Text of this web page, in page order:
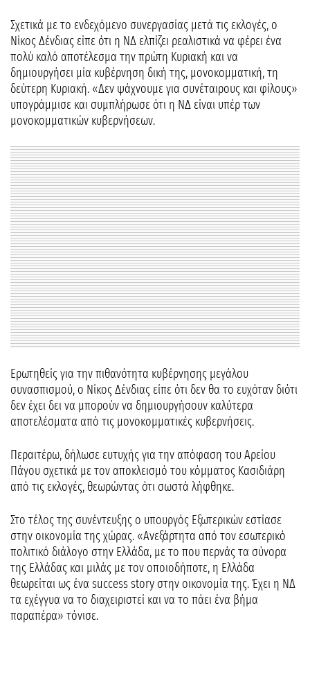
Σχετικά με το ενδεχόμενο συνεργασίας μετά τις εκλογές, ο
Νίκος Δένδιας είπε ότι η ΝΔ ελπίζει ρεαλιστικά να φέρει ένα
πολύ καλό αποτέλεσμα την πρώτη Κυριακή και να
δημιουργήσει μία κυβέρνηση δική της, μονοκομματική, τη
δεύτερη Κυριακή. «Δεν ψάχνουμε για συνέταιρους και φίλους»
υπογράμμισε και συμπλήρωσε ότι η ΝΔ είναι υπέρ των
μονοκομματικών κυβερνήσεων.
Ερωτηθείς για την πιθανότητα κυβέρνησης μεγάλου
συνασπισμού, ο Νίκος Δένδιας είπε ότι δεν θα το ευχόταν διότι
δεν έχει δει να μπορούν να δημιουργήσουν καλύτερα
αποτελέσματα από τις μονοκομματικές κυβερνήσεις.
Περαιτέρω, δήλωσε ευτυχής για την απόφαση του Αρείου
Πάγου σχετικά με τον αποκλεισμό του κόμματος Κασιδιάρη
από τις εκλογές, θεωρώντας ότι σωστά λήφθηκε.
Στο τέλος της συνέντευξης ο υπουργός Εξωτερικών εστίασε
στην οικονομία της χώρας. «Ανεξάρτητα από τον εσωτερικό
πολιτικό διάλογο στην Ελλάδα, με το που περνάς τα σύνορα
της Ελλάδας και μιλάς με τον οποιοδήποτε, η Ελλάδα
θεωρείται ως ένα success story στην οικονομία της. Έχει η ΝΔ
τα εχέγγυα να το διαχειριστεί και να το πάει ένα βήμα
παραπέρα» τόνισε.